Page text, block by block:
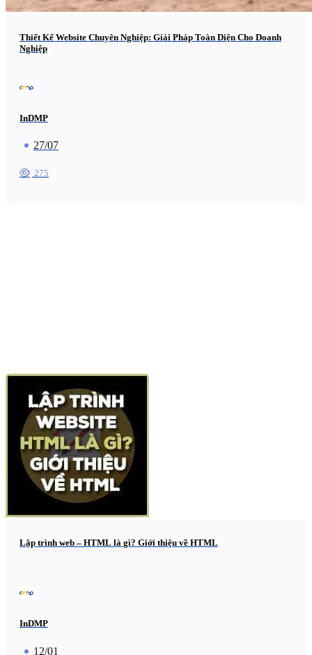
Thiết Kế Website Chuyên Nghiệp: Giải Pháp Toàn Diện Cho Doanh
Nghiệp
InDMP
27/07
275
Lập trình web – HTML là gì? Giới thiệu về HTML
InDMP
12/01